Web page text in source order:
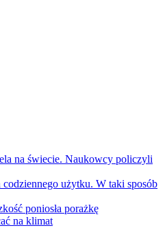
na świecie. Naukowcy policzyli
użytku. W taki sposób
poniosła porażkę
na klimat